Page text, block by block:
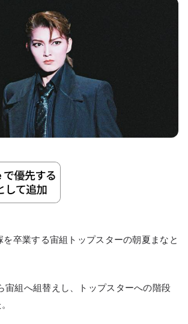
を卒業する宙組トップスターの朝夏まなと
宙組へ組替えし、トップスターへの階段